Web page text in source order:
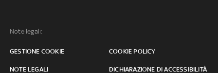
Note legali:
GESTIONE COOKIE COOKIE POLICY
NOTE LEGALI DICHIARAZIONE DI ACCESSIBILITÀ